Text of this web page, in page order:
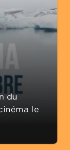
du
le